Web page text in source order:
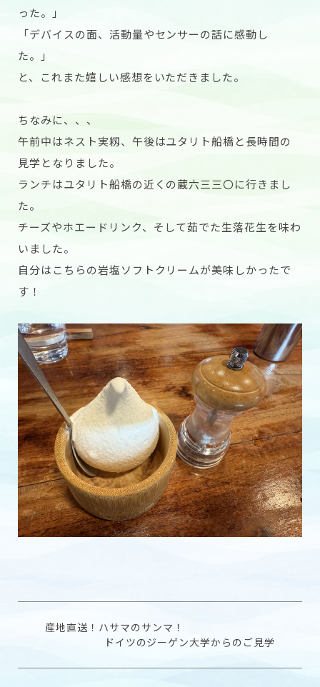
った。」
「デバイスの面、活動量やセンサーの話に感動し
た。」
と、これまた嬉しい感想をいただきました。
ちなみに、、、
午前中はネスト実籾、午後はユタリト船橋と長時間の
見学となりました。
ランチはユタリト船橋の近くの蔵六三三〇に行きまし
た。
チーズやホエードリンク、そして茹でた生落花生を味わ
いました。
自分はこちらの岩塩ソフトクリームが美味しかったで
す！
産地直送！ハサマのサンマ！
ドイツのジーゲン大学からのご見学